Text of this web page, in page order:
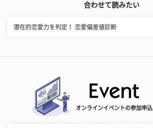
合わせて読みたい
潜在的恋愛力を判定！ 恋愛偏差値診断
オンラインイベントの参加申込